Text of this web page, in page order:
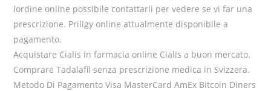
lordine online possibile contattarli per vedere se vi far una
prescrizione. Priligy online attualmente disponibile a
pagamento.
Acquistare Cialis in farmacia online Cialis a buon mercato.
Comprare Tadalafil senza prescrizione medica in Svizzera.
Metodo Di Pagamento Visa MasterCard AmEx Bitcoin Diners